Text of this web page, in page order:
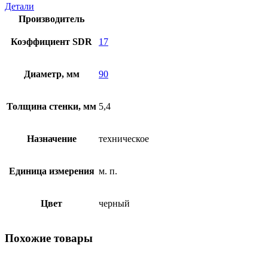
Детали
Производитель
Коэффициент SDR 17
Диаметр, мм 90
Толщина стенки, мм 5,4
Назначение техническое
Единица измерения м. п.
Цвет черный
Похожие товары